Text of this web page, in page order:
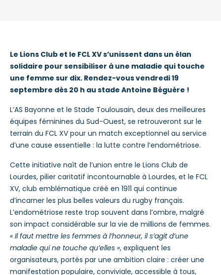
Le Lions Club et le FCL XV s’unissent dans un élan
solidaire pour sensibiliser à une maladie qui touche
une femme sur dix. Rendez-vous vendredi 19
septembre dès 20 h au stade Antoine Béguère !
L’AS Bayonne et le Stade Toulousain, deux des meilleures
équipes féminines du Sud-Ouest, se retrouveront sur le
terrain du FCL XV pour un match exceptionnel au service
d’une cause essentielle : la lutte contre l’endométriose.
Cette initiative naît de l’union entre le Lions Club de
Lourdes, pilier caritatif incontournable à Lourdes, et le FCL
XV, club emblématique créé en 1911 qui continue
d’incarner les plus belles valeurs du rugby français.
L’endométriose reste trop souvent dans l’ombre, malgré
son impact considérable sur la vie de millions de femmes.
« Il faut mettre les femmes à l’honneur, il s’agit d’une
maladie qui ne touche qu’elles », expliquent les
organisateurs, portés par une ambition claire : créer une
manifestation populaire, conviviale, accessible à tous,